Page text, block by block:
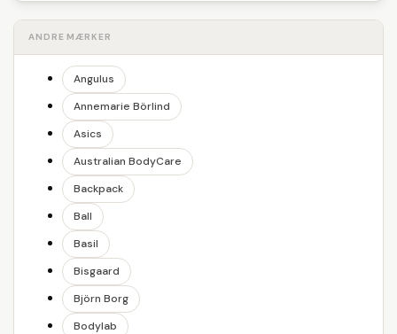
ANDRE MÆRKER
Angulus
Annemarie Börlind
Asics
Australian BodyCare
Backpack
Ball
Basil
Bisgaard
Björn Borg
Bodylab